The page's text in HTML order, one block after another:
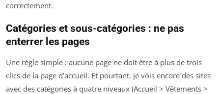
correctement.
Catégories et sous-catégories : ne pas
enterrer les pages
Une règle simple : aucune page ne doit être à plus de trois
clics de la page d’accueil. Et pourtant, je vois encore des sites
avec des catégories à quatre niveaux (Accueil > Vêtements >